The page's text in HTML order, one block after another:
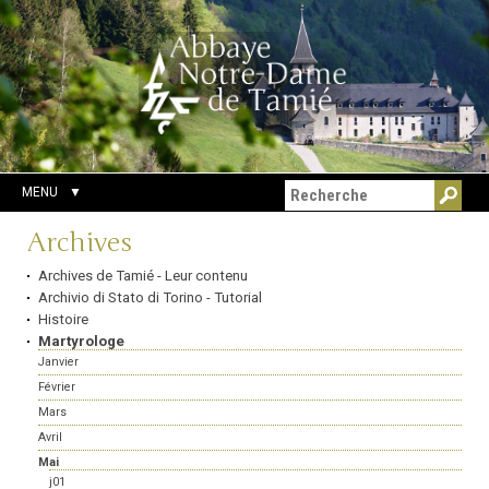
Aller
au
contenu.
|
Aller
à
la
navigation
Outils
personnels
Chercher par
Recherche
avancée…
MENU
Navigation
Archives
Archives de Tamié - Leur contenu
Archivio di Stato di Torino - Tutorial
Histoire
Martyrologe
Janvier
Février
Mars
Avril
Mai
j01